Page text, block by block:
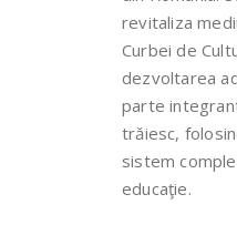
revitaliza
Curbei de
dezvoltarea
parte
trăiesc,
sistem
educaţie.